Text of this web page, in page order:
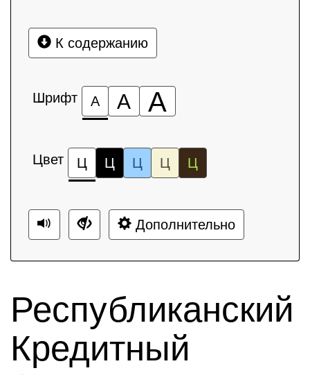
К содержанию
Шрифт А А А
Цвет Ц Ц Ц Ц Ц
Дополнительно
Республиканский
Кредитный